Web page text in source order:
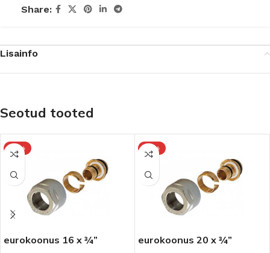
Share:
Lisainfo
Seotud tooted
-15%
eurokoonus 16 x ¾”
-15%
eurokoonus 20 x ¾”